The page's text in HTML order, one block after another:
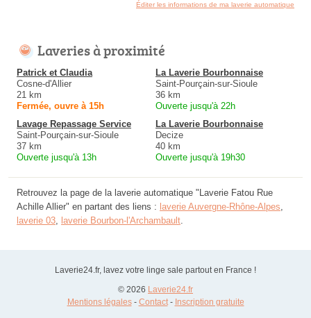
Éditer les informations de ma laverie automatique
Laveries à proximité
Patrick et Claudia
Cosne-d'Allier
21 km
Fermée, ouvre à 15h
La Laverie Bourbonnaise
Saint-Pourçain-sur-Sioule
36 km
Ouverte jusqu'à 22h
Lavage Repassage Service
Saint-Pourçain-sur-Sioule
37 km
Ouverte jusqu'à 13h
La Laverie Bourbonnaise
Decize
40 km
Ouverte jusqu'à 19h30
Retrouvez la page de la laverie automatique "Laverie Fatou Rue
Achille Allier" en partant des liens : laverie Auvergne-Rhône-Alpes,
laverie 03, laverie Bourbon-l'Archambault.
Laverie24.fr, lavez votre linge sale partout en France !
© 2026 Laverie24.fr
Mentions légales- Contact- Inscription gratuite